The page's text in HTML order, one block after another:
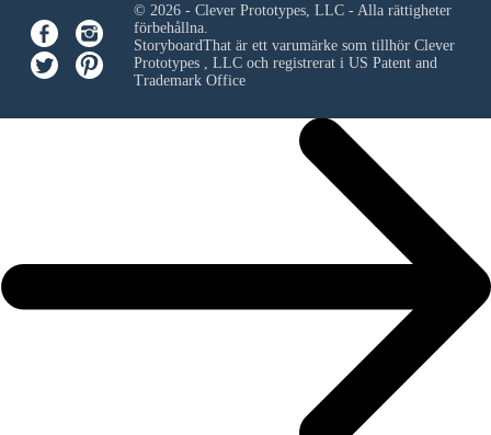
© 2026 - Clever Prototypes, LLC - Alla rättigheter
förbehållna.
StoryboardThat är ett varumärke som tillhör Clever
Prototypes , LLCoch registrerat i US Patent and
Trademark Office